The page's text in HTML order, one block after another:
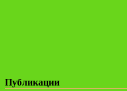
Публикации